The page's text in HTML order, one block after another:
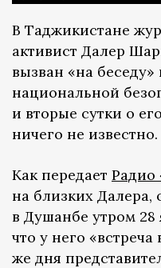
В Таджикистане
активист Далер
вызван «на беседу»
национальной
и вторые сутки о
ничего не известно.
Как передает Радио
на близких Далера,
в Душанбе утром 28
что у него
же дня